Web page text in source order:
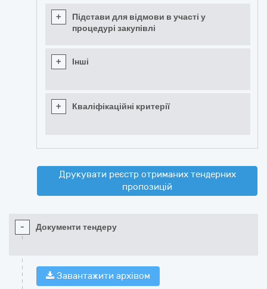
+
Підстави для відмови в участі у
процедурі закупівлі
+ Інші
+ Кваліфікаційні критерії
Друкувати реєстр отриманих тендерних
пропозицій
- Документи тендеру
Завантажити архівом